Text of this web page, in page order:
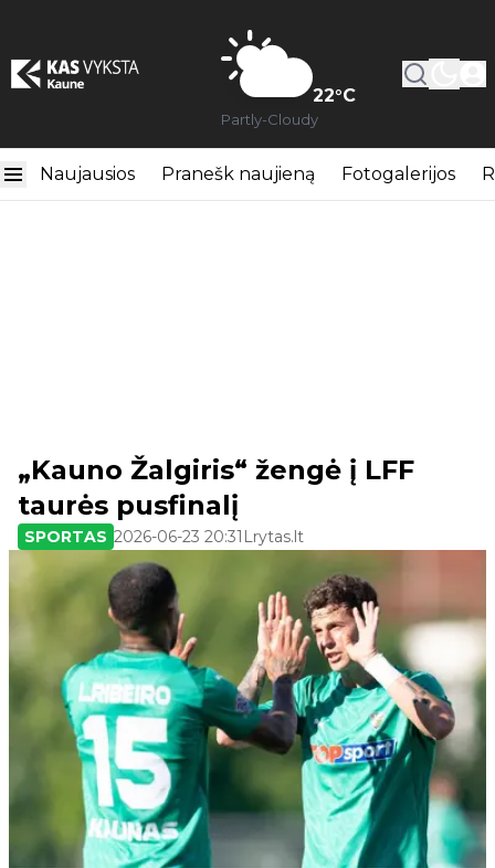
22°C
Partly-Cloudy
Naujausios Pranešk naujieną Fotogalerijos
„Kauno Žalgiris“ žengė į LFF
taurės pusfinalį
SPORTAS 2026-06-23 20:31 Lrytas.lt